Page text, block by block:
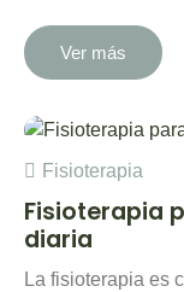
Ver más
Fisioterapia
Fisioterapia
diaria
La fisioterapia es